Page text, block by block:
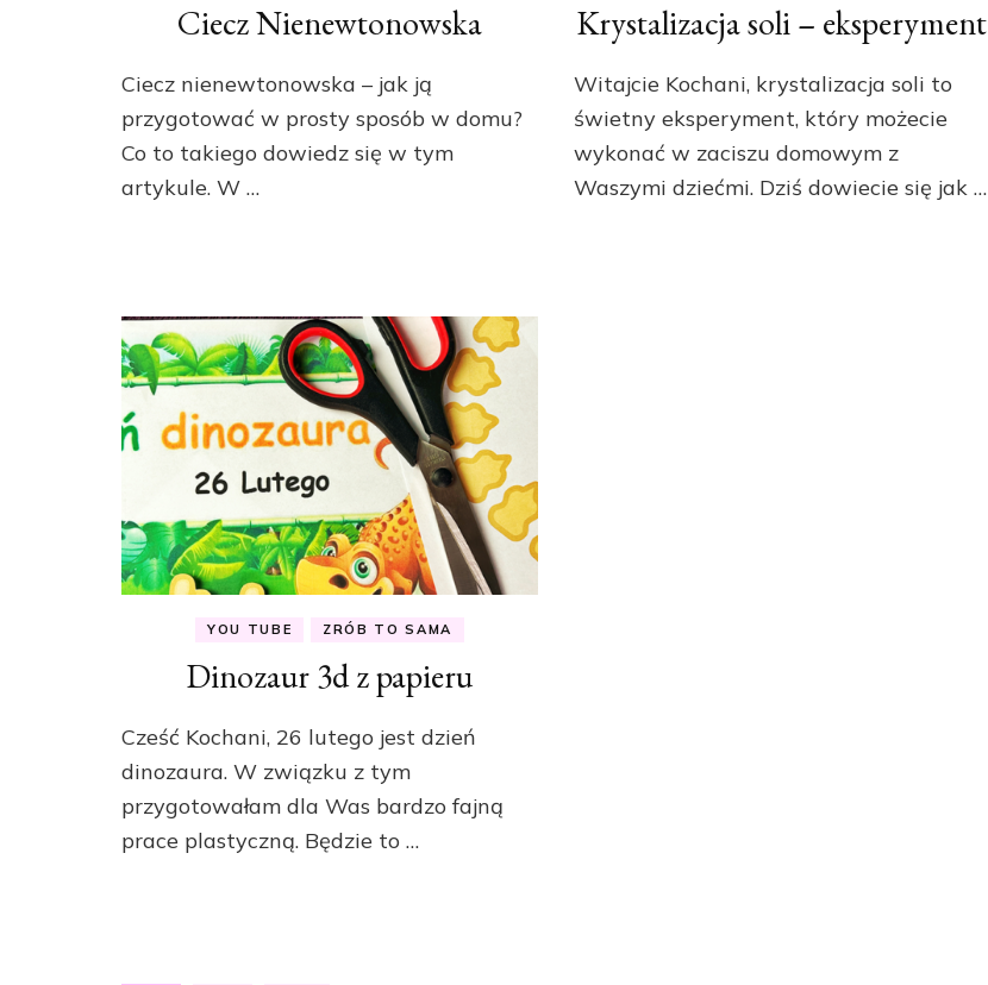
Ciecz Nienewtonowska
Ciecz nienewtonowska – jak ją
przygotować w prosty sposób w domu?
Co to takiego dowiedz się w tym
artykule. W …
Krystalizacja soli – eksperyment
Witajcie Kochani, krystalizacja soli to
świetny eksperyment, który możecie
wykonać w zaciszu domowym z
Waszymi dziećmi. Dziś dowiecie się jak …
YOU TUBE ZRÓB TO SAMA
Dinozaur 3d z papieru
Cześć Kochani, 26 lutego jest dzień
dinozaura. W związku z tym
przygotowałam dla Was bardzo fajną
prace plastyczną. Będzie to …